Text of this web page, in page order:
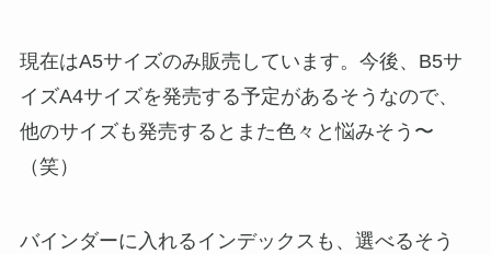
現在はA5サイズのみ販売しています。今後、B5サ
イズA4サイズを発売する予定があるそうなので、
他のサイズも発売するとまた色々と悩みそう〜
（笑）
バインダーに入れるインデックスも、選べるそう